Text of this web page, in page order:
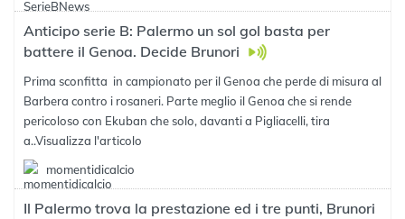
Anticipo serie B: Palermo un sol gol basta per
battere il Genoa. Decide Brunori
Prima sconfitta in campionato per il Genoa che perde di misura al
Barbera contro i rosaneri. Parte meglio il Genoa che si rende
pericoloso con Ekuban che solo, davanti a Pigliacelli, tira
a..Visualizza l'articolo
momentidicalcio
Il Palermo trova la prestazione ed i tre punti, Brunori